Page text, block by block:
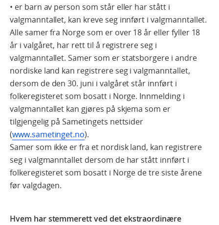
• er barn av person som står eller har stått i
valgmanntallet, kan kreve seg innført i valgmanntallet.
Alle samer fra Norge som er over 18 år eller fyller 18
år i valgåret, har rett til å registrere seg i
valgmanntallet. Samer som er statsborgere i andre
nordiske land kan registrere seg i valgmanntallet,
dersom de den 30. juni i valgåret står innført i
folkeregisteret som bosatt i Norge. Innmelding i
valgmanntallet kan gjøres på skjema som er
tilgjengelig på Sametingets nettsider
(www.sametinget.no).
Samer som ikke er fra et nordisk land, kan registrere
seg i valgmanntallet dersom de har stått innført i
folkeregisteret som bosatt i Norge de tre siste årene
før valgdagen.
Hvem har stemmerett ved det ekstraordinære